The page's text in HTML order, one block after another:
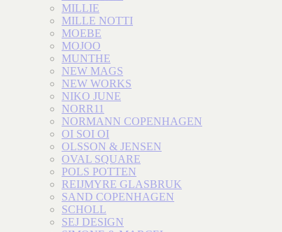
MILLIE
MILLE NOTTI
MOEBE
MOJOO
MUNTHE
NEW MAGS
NEW WORKS
NIKO JUNE
NORR11
NORMANN COPENHAGEN
OI SOI OI
OLSSON & JENSEN
OVAL SQUARE
POLS POTTEN
REIJMYRE GLASBRUK
SAND COPENHAGEN
SCHOLL
SEJ DESIGN